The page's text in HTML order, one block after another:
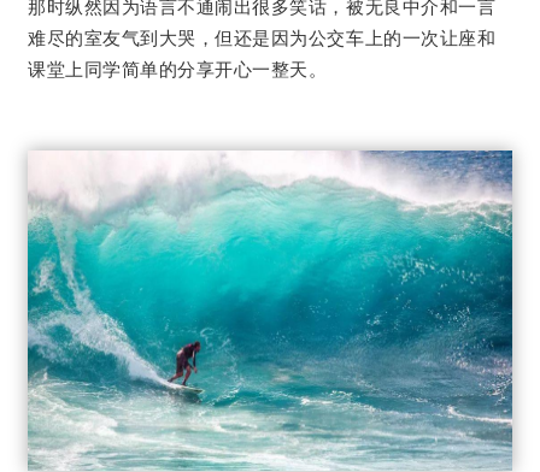
那时纵然因为语言不通闹出很多笑话，被无良中介和一言
难尽的室友气到大哭，但还是因为公交车上的一次让座和
课堂上同学简单的分享开心一整天。